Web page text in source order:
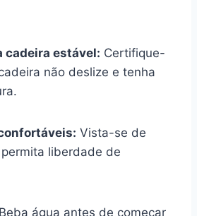
cadeira estável: Certifique-
não deslize e tenha
Vista-se de
liberdade de
Beba água antes de começar